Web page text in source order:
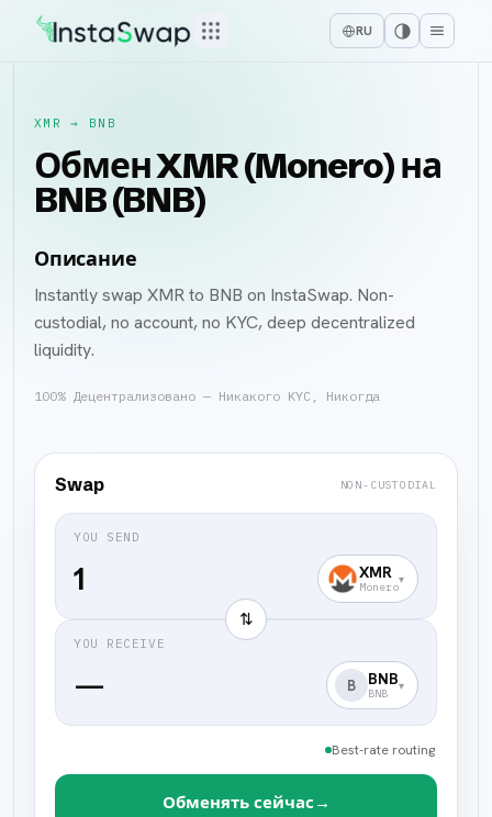
RU
XMR → BNB
Обмен XMR (Monero) на
BNB (BNB)
Описание
Instantly swap XMR to BNB on InstaSwap. Non-
custodial, no account, no KYC, deep decentralized
liquidity.
100% Децентрализовано — Никакого KYC, Никогда
Swap NON-CUSTODIAL
YOU SEND
XMR
Monero
▾
⇅
YOU RECEIVE
— B BNB
BNB
▾
Best-rate routing
Обменять сейчас →